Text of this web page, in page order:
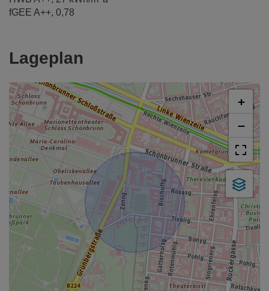
fGEE A++, 0,78
Lageplan
+
−